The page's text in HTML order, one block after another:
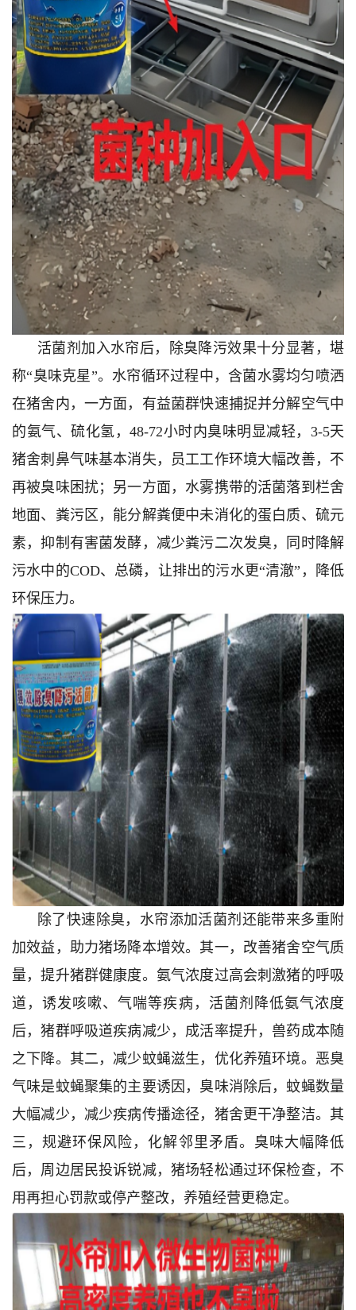
活菌剂加入水帘后，除臭降污效果十分显著，堪
称“臭味克星”。水帘循环过程中，含菌水雾均匀喷洒
在猪舍内，一方面，有益菌群快速捕捉并分解空气中
的氨气、硫化氢，48-72小时内臭味明显减轻，3-5天
猪舍刺鼻气味基本消失，员工工作环境大幅改善，不
再被臭味困扰；另一方面，水雾携带的活菌落到栏舍
地面、粪污区，能分解粪便中未消化的蛋白质、硫元
素，抑制有害菌发酵，减少粪污二次发臭，同时降解
污水中的COD、总磷，让排出的污水更“清澈”，降低
环保压力。
除了快速除臭，水帘添加活菌剂还能带来多重附
加效益，助力猪场降本增效。其一，改善猪舍空气质
量，提升猪群健康度。氨气浓度过高会刺激猪的呼吸
道，诱发咳嗽、气喘等疾病，活菌剂降低氨气浓度
后，猪群呼吸道疾病减少，成活率提升，兽药成本随
之下降。其二，减少蚊蝇滋生，优化养殖环境。恶臭
气味是蚊蝇聚集的主要诱因，臭味消除后，蚊蝇数量
大幅减少，减少疾病传播途径，猪舍更干净整洁。其
三，规避环保风险，化解邻里矛盾。臭味大幅降低
后，周边居民投诉锐减，猪场轻松通过环保检查，不
用再担心罚款或停产整改，养殖经营更稳定。